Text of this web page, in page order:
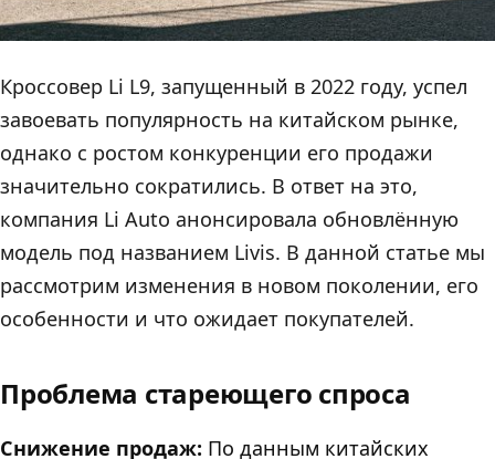
Кроссовер Li L9, запущенный в 2022 году, успел
завоевать популярность на китайском рынке,
однако с ростом конкуренции его продажи
значительно сократились. В ответ на это,
компания Li Auto анонсировала обновлённую
модель под названием Livis. В данной статье мы
рассмотрим изменения в новом поколении, его
особенности и что ожидает покупателей.
Проблема стареющего спроса
Снижение продаж: По данным китайских